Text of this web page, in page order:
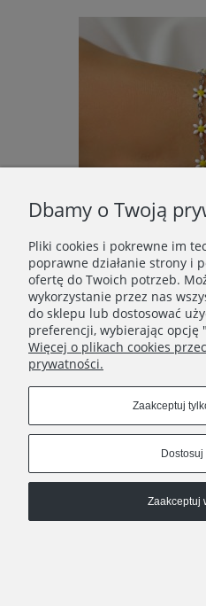
Dbamy o Twoją
Pliki cookies i pokrewne im
poprawne działanie strony i
ofertę do Twoich potrzeb.
wykorzystanie przez nas
do sklepu lub dostosować
preferencji, wybierając opcję
Więcej o plikach cookies
prywatności.
Zaakceptuj
Zaakceptuj